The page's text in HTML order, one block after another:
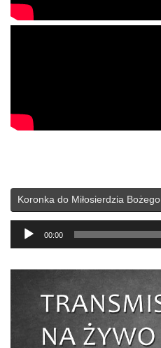
Koronka do Miłosierdzia Bożego
Odtwarzacz
plików
00:00